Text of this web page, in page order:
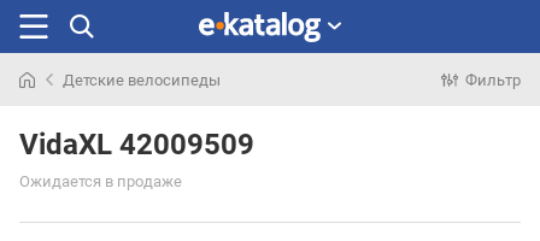
раньше
Детские велосипеды Фильтр
VidaXL 42009509
Ожидается в продаже